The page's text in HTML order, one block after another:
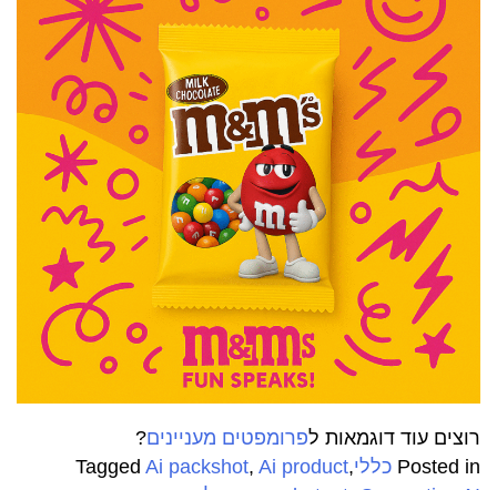
רוצים עוד דוגמאות לפרומפטים מעניינים?
Posted in כללי Tagged Ai packshot, Ai product,